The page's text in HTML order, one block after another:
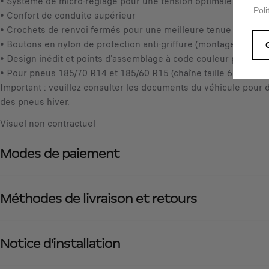
• Confort de conduite supérieur
• Crochets de renvoi fermés pour une meilleure tenue de la
• Boutons en nylon de protection anti-griffure (montage
• Design inédit et points d'assemblage à code couleur pour un
• Pour pneus 185/70 R14 et 185/60 R15 (chaîne taille 65)
Important : veuillez consulter les documents du véhicule
des pneus hiver.
Visuel non contractuel
Modes de paiement
Méthodes de livraison et retours
Notice d'installation